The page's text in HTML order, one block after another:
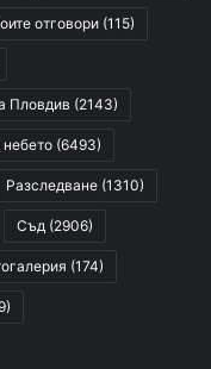
отговори (115)
Пловдив (2143)
(6493)
Разследване (1310)
Съд (2906)
(174)